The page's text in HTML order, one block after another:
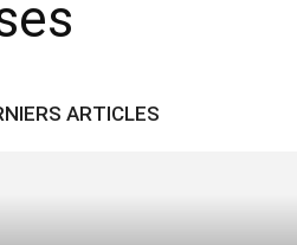
ARTICLES